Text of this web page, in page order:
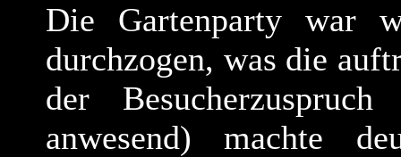
Die Gartenparty war
durchzogen, was die
der
anwesend) machte